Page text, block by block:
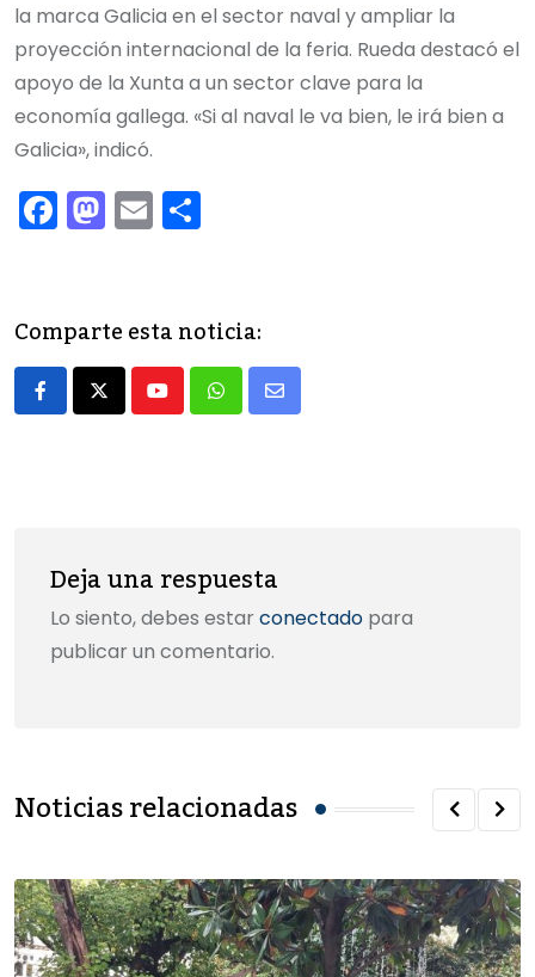
la marca Galicia en el sector naval y ampliar la
proyección internacional de la feria. Rueda destacó el
apoyo de la Xunta a un sector clave para la
economía gallega. «Si al naval le va bien, le irá bien a
Galicia», indicó.
F
a
e
b
o
M
a
o
d
o
E
m
l p
ar
tir
Comparte esta noticia:
YoutubeWhatsapp
Share
Deja una respuesta
Lo siento, debes estar conectado para
publicar un comentario.
Noticias relacionadas